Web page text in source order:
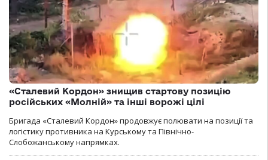
«Сталевий Кордон» знищив стартову позицію
російських «Молній» та інші ворожі цілі
Бригада «Сталевий Кордон» продовжує полювати на позиції та
логістику противника на Курському та Північно-
Слобожанському напрямках.